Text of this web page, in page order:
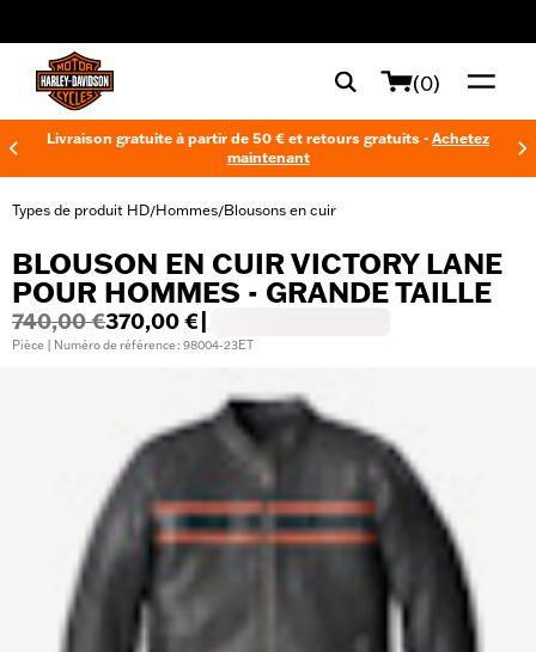
(0)
Livraison gratuite à partir de 50 € et retours gratuits - Achetez
maintenant
Types de produit HD/Hommes/Blousons en cuir
BLOUSON EN CUIR VICTORY LANE
POUR HOMMES - GRANDE TAILLE
740,00 €370,00 €
Pièce | Numéro de référence : 98004-23ET